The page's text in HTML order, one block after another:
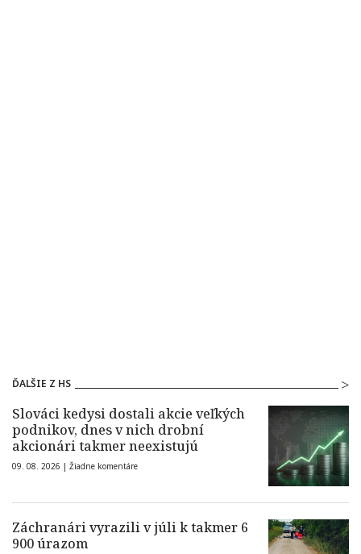
ĎALŠIE Z HS
Slováci kedysi dostali akcie veľkých
podnikov, dnes v nich drobní
akcionári takmer neexistujú
09. 08. 2026 | Žiadne komentáre
Záchranári vyrazili v júli k takmer 6
900 úrazom